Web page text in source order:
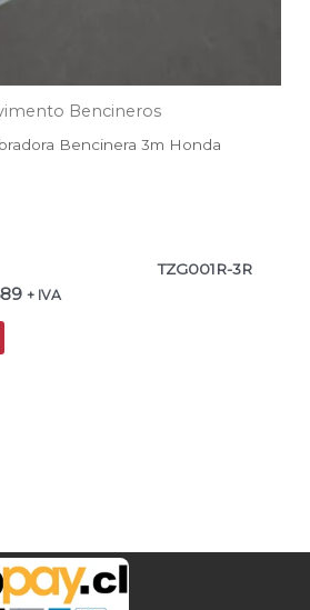
Bencineros
Bencinera 3m Honda
TZG001R-3R
+ IVA